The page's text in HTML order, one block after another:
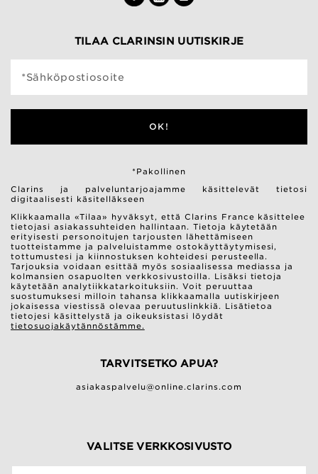
TILAA CLARINSIN UUTISKIRJE
*Sähköpostiosoite
OK!
*Pakollinen
Clarins ja palveluntarjoajamme käsittelevät tietosi
digitaalisesti käsitelläkseen
Klikkaamalla «Tilaa» hyväksyt, että Clarins France käsittelee
tietojasi asiakassuhteiden hallintaan. Tietoja käytetään
erityisesti personoitujen tarjousten lähettämiseen
tuotteistamme ja palveluistamme ostokäyttäytymisesi,
tottumustesi ja kiinnostuksen kohteidesi perusteella.
Tarjouksia voidaan esittää myös sosiaalisessa mediassa ja
kolmansien osapuolten verkkosivustoilla. Lisäksi tietoja
käytetään analytiikkatarkoituksiin. Voit peruuttaa
suostumuksesi milloin tahansa klikkaamalla uutiskirjeen
jokaisessa viestissä olevaa peruutuslinkkiä. Lisätietoa
tietojesi käsittelystä ja oikeuksistasi löydät
tietosuojakäytännöstämme.
TARVITSETKO APUA?
asiakaspalvelu@online.clarins.com
VALITSE VERKKOSIVUSTO